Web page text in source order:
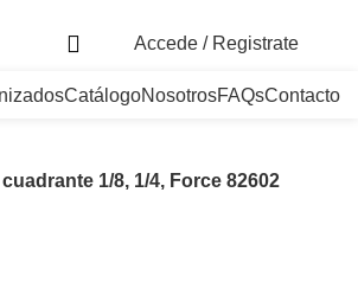
Accede / Registrate
CatálogoNosotrosFAQsContacto
1/8, 1/4, Force 82602